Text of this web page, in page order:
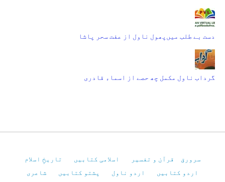
دست بے طلب میں‌پھول ناول از عفت سحر پاشا
گرداب ناول مکمل چھ حصے از اسماء قادری
سرورق قرآن و تفسیر اسلامی کتابیں
تاریخِ اسلام
اردو کتابیں
اردو ناول پشتو کتابیں
شاعری